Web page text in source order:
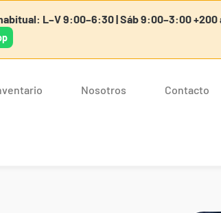
L–V 9:00–6:30 | Sáb 9:00–3:00
Nosotros Contacto